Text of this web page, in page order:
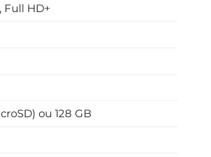
Full HD+
ou 128 GB